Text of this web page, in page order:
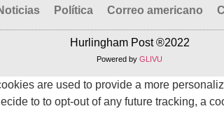
Política Correo americano
Hurlingham Post ®2022
Powered by GLIVU
are used to provide a more
to to opt-out of any future tracking, a